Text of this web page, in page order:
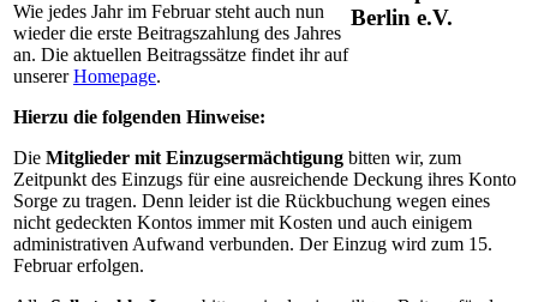
Wie jedes Jahr im Februar steht auch nun
wieder die erste Beitragszahlung des Jahres
an. Die aktuellen Beitragssätze findet ihr auf
unsererHomepage.
Hierzu die folgenden Hinweise:
Die Mitglieder mit Einzugsermächtigung bitten wir, zum
Zeitpunkt des Einzugs für eine ausreichende Deckung ihres Konto
Sorge zu tragen. Denn leider ist die Rückbuchung wegen eines
nicht gedeckten Kontos immer mit Kosten und auch einigem
administrativen Aufwand verbunden. Der Einzug wird zum 15.
Februar erfolgen.